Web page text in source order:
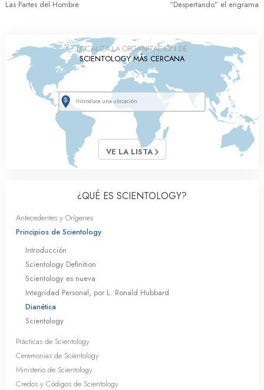
Las Partes del Hombre “Despertando” el engrama
LOCALIZA LA ORGANIZACIÓN DE
SCIENTOLOGY MÁS CERCANA
VE LA LISTA
¿QUÉ ES SCIENTOLOGY?
Antecedentes y Orígenes
Principios de Scientology
Introducción
Scientology Definition
Scientology es nueva
Integridad Personal, por L. Ronald Hubbard
Dianética
Scientology
Prácticas de Scientology
Ceremonias de Scientology
Ministerio de Scientology
Credos y Códigos de Scientology